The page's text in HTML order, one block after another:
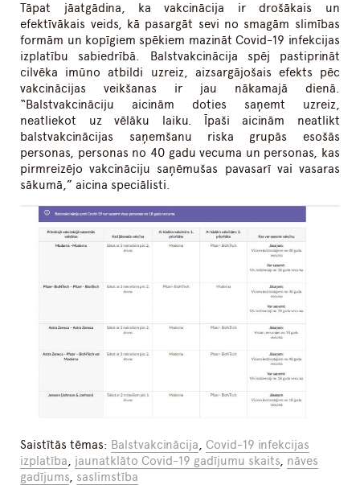
Tāpat jāatgādina, ka vakcinācija ir drošākais un
efektīvākais veids, kā pasargāt sevi no smagām slimības
formām un kopīgiem spēkiem mazināt Covid-19 infekcijas
izplatību sabiedrībā. Balstvakcinācija spēj pastiprināt
cilvēka imūno atbildi uzreiz, aizsargājošais efekts pēc
vakcinācijas veikšanas ir jau nākamajā dienā.
“Balstvakcināciju aicinām doties saņemt uzreiz,
neatliekot uz vēlāku laiku. Īpaši aicinām neatlikt
balstvakcinācijas saņemšanu riska grupās esošās
personas, personas no 40 gadu vecuma un personas, kas
pirmreizējo vakcināciju saņēmušas pavasarī vai vasaras
sākumā,” aicina speciālisti.
Saistītās tēmas: Balstvakcinācija, Covid-19 infekcijas
izplatība, jaunatklāto Covid-19 gadījumu skaits, nāves
gadījums, saslimstība